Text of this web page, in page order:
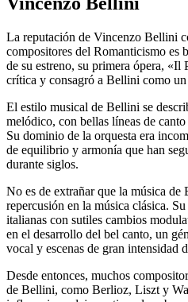
La reputación de Vincenzo Bellini
compositores del Romanticismo es
de su estreno, su primera ópera, «Il
crítica y consagró a Bellini como
El estilo musical de Bellini se
melódico, con bellas líneas de
Su dominio de la orquesta era
de equilibrio y armonía que han
durante siglos.
No es de extrañar que la música de
repercusión en la música clásica.
italianas con sutiles cambios
en el desarrollo del bel canto, un
vocal y escenas de gran intensidad
Desde entonces, muchos
de Bellini, como Berlioz, Liszt y